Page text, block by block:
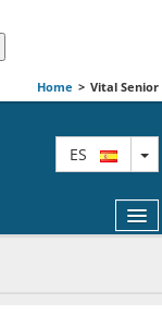
Home > Vital Senior
ES